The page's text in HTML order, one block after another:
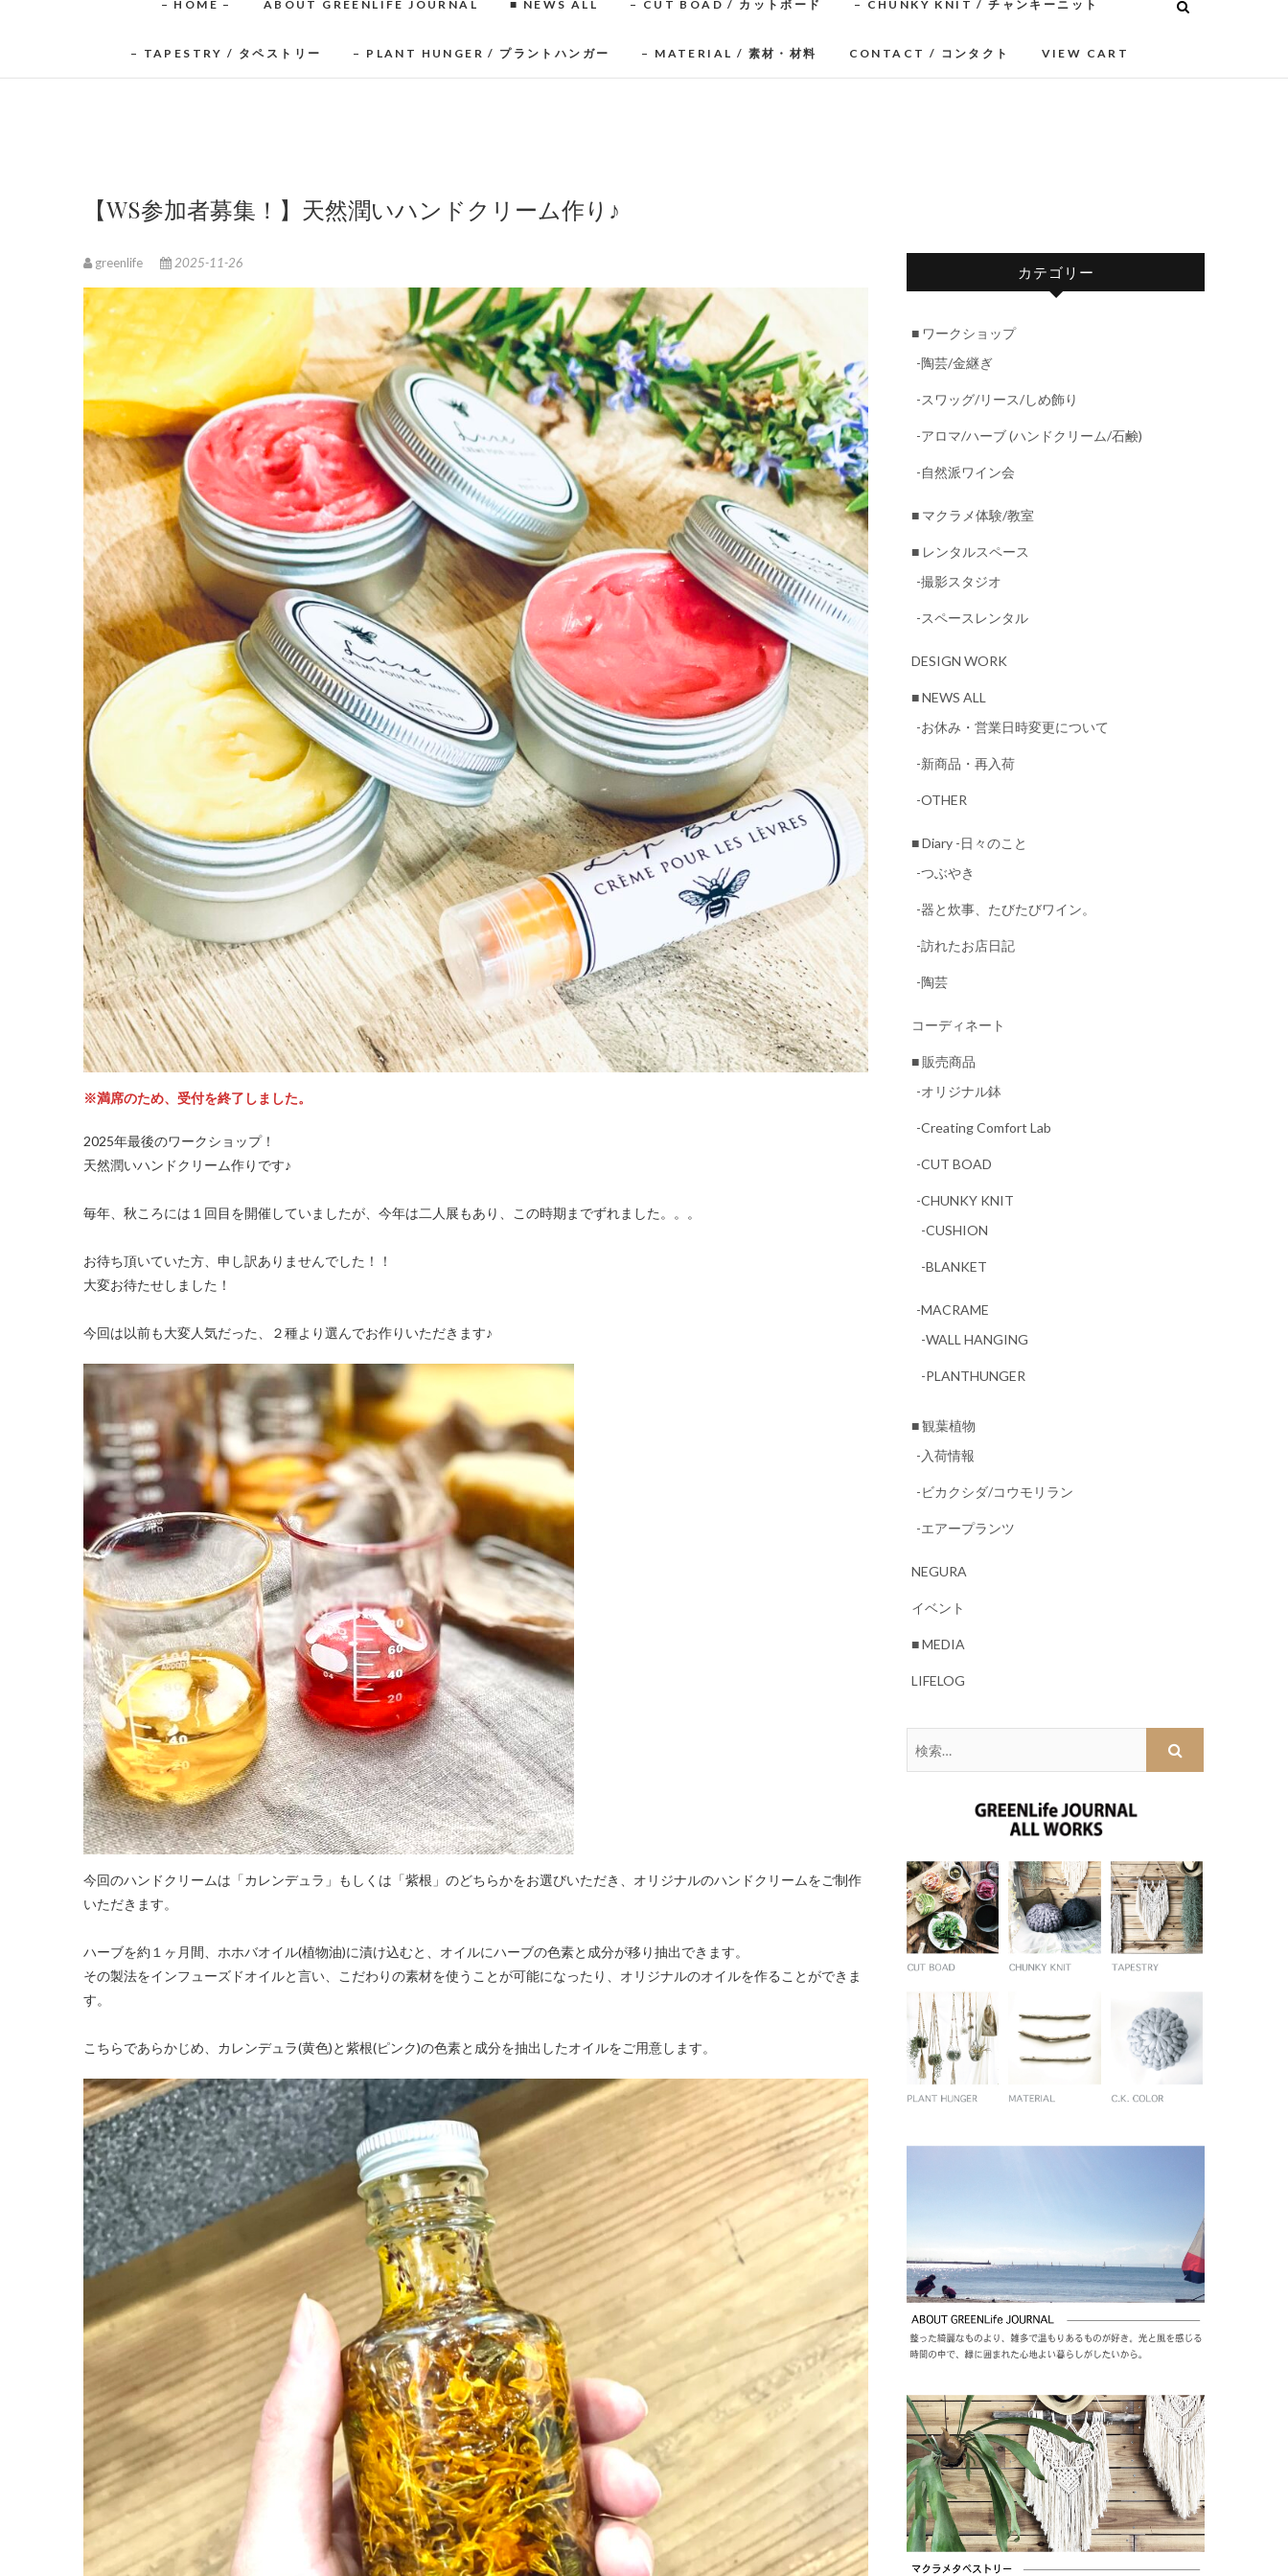
– HOME – ABOUT GREENLIFE JOURNAL ■ NEWS ALL – CUT BOAD / カットボード – CHUNKY KNIT / チャンキーニット
– TAPESTRY / タペストリー – PLANT HUNGER / プラントハンガー – MATERIAL / 素材・材料 CONTACT / コンタクト VIEW CART
【WS参加者募集！】天然潤いハンドクリーム作り♪
greenlife 2025-11-26
※満席のため、受付を終了しました。
2025年最後のワークショップ！
天然潤いハンドクリーム作りです♪
毎年、秋ころには１回目を開催していましたが、今年は二人展もあり、この時期までずれました。。。
お待ち頂いていた方、申し訳ありませんでした！！
大変お待たせしました！
今回は以前も大変人気だった、２種より選んでお作りいただきます♪
今回のハンドクリームは「カレンデュラ」もしくは「紫根」のどちらかをお選びいただき、オリジナルのハンドクリームをご制作
いただきます。
ハーブを約１ヶ月間、ホホバオイル(植物油)に漬け込むと、オイルにハーブの色素と成分が移り抽出できます。
その製法をインフューズドオイルと言い、こだわりの素材を使うことが可能になったり、オリジナルのオイルを作ることができま
す。
こちらであらかじめ、カレンデュラ(黄色)と紫根(ピンク)の色素と成分を抽出したオイルをご用意します。
カテゴリー
■ ワークショップ
-陶芸/金継ぎ
-スワッグ/リース/しめ飾り
-アロマ/ハーブ (ハンドクリーム/石鹸)
-自然派ワイン会
■ マクラメ体験/教室
■ レンタルスペース
-撮影スタジオ
-スペースレンタル
DESIGN WORK
■ NEWS ALL
-お休み・営業日時変更について
-新商品・再入荷
-OTHER
■ Diary -日々のこと
-つぶやき
-器と炊事、たびたびワイン。
-訪れたお店日記
-陶芸
コーディネート
■ 販売商品
-オリジナル鉢
-Creating Comfort Lab
-CUT BOAD
-CHUNKY KNIT
-CUSHION
-BLANKET
-MACRAME
-WALL HANGING
-PLANTHUNGER
■ 観葉植物
-入荷情報
-ビカクシダ/コウモリラン
-エアープランツ
NEGURA
イベント
■ MEDIA
LIFELOG